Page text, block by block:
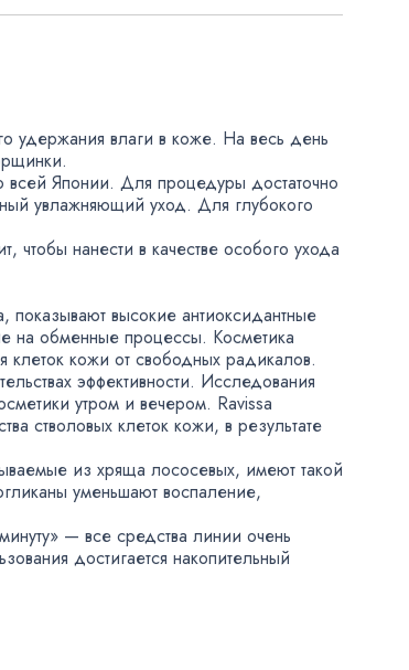
удержания влаги в коже. На весь день
всей Японии. Для процедуры достаточно
увлажняющий уход. Для глубокого
, чтобы нанести в качестве особого ухода
, показывают высокие антиоксидантные
на обменные процессы. Косметика
клеток кожи от свободных радикалов.
эффективности. Исследования
утром и вечером. Ravissa
стволовых клеток кожи, в результате
из хряща лососевых, имеют такой
уменьшают воспаление,
— все средства линии очень
достигается накопительный